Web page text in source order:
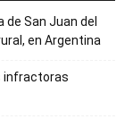
San Juan del
en Argentina
infractoras